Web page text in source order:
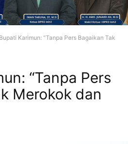
Bupati Karimun: “Tanpa Pers Bagaikan Tak
“Tanpa Pers
Merokok dan